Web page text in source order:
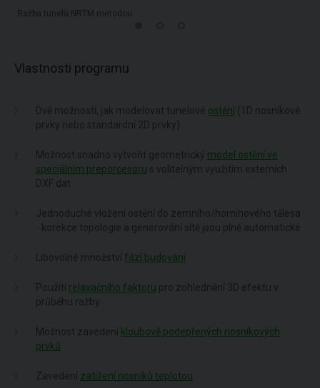
Ražba tunelů NRTM metodou
Vlastnosti programu
Dvě možnosti, jak modelovat tunelové ostění (1D nosníkové
prvky nebo standardní 2D prvky)
Možnost snadno vytvořit geometrický model ostění ve
speciálním preporcesoru s volitelným využitím externích
DXF dat
Jednoduché vložení ostění do zemního/hornihového tělesa
- korekce topologie a generování sítě jsou plně automatické
Libovolné množství fází budování
Použití relaxačního faktoru pro zohlednění 3D efektu v
průběhu ražby
Možnost zavedení kloubově podepřených nosníkových
prvků
Zavedení zatížení nosníků teplotou